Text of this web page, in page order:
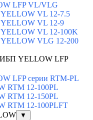
LFP VL/VLG
VL 12-7.5
YELLOW VL 12-9
YELLOW VL 12-100K
YELLOW VLG 12-200
ИБП YELLOW LFP
LFP серии RTM-PL
RTM 12-100PL
RTM 12-150PL
RTM 12-100PLFT
▼